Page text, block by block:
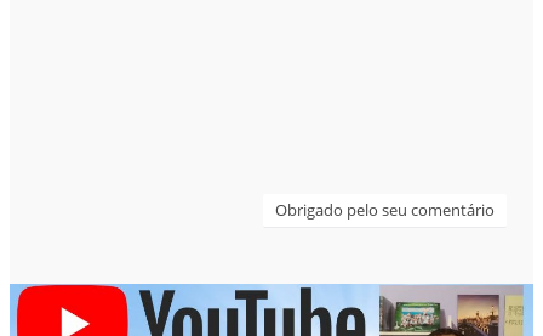
Obrigado pelo seu comentário